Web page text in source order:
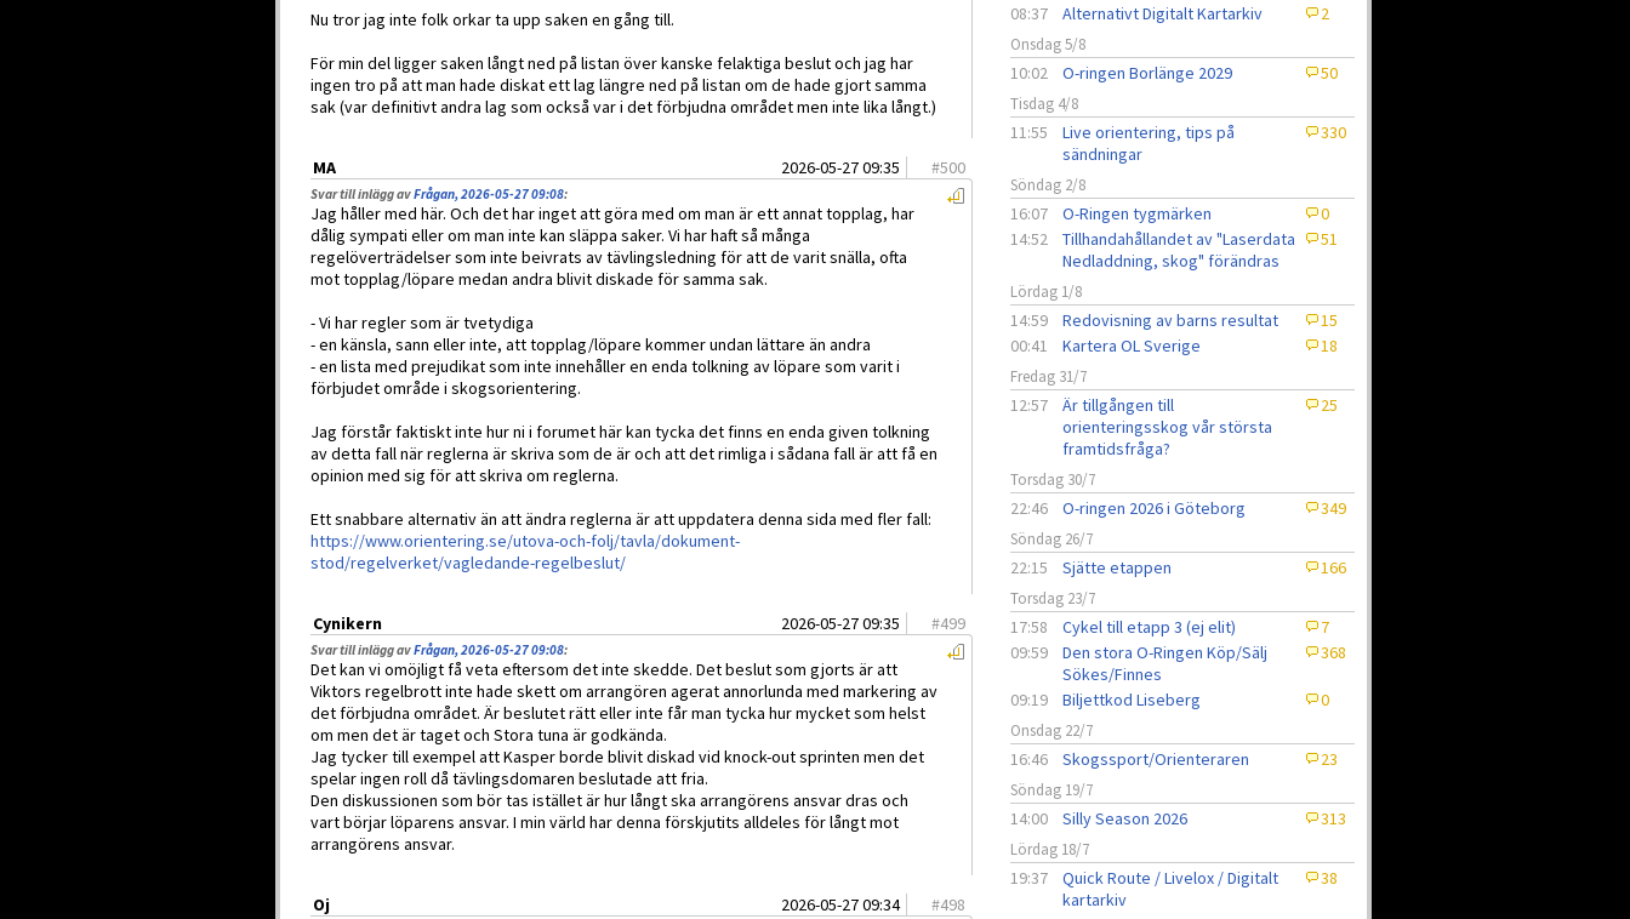
Nu tror jag inte folk orkar ta upp saken en gång till.
För min del ligger saken långt ned på listan över kanske felaktiga beslut och jag har
ingen tro på att man hade diskat ett lag längre ned på listan om de hade gjort samma
sak (var definitivt andra lag som också var i det förbjudna området men inte lika långt.)
MA 2026-05-27 09:35 #500
Svar till inlägg avFrågan, 2026-05-27 09:08:
Jag håller med här. Och det har inget att göra med om man är ett annat topplag, har
dålig sympati eller om man inte kan släppa saker. Vi har haft så många
regelöverträdelser som inte beivrats av tävlingsledning för att de varit snälla, ofta
mot topplag/löpare medan andra blivit diskade för samma sak.
- Vi har regler som är tvetydiga
- en känsla, sann eller inte, att topplag/löpare kommer undan lättare än andra
- en lista med prejudikat som inte innehåller en enda tolkning av löpare som varit i
förbjudet område i skogsorientering.
Jag förstår faktiskt inte hur ni i forumet här kan tycka det finns en enda given tolkning
av detta fall när reglerna är skriva som de är och att det rimliga i sådana fall är att få en
opinion med sig för att skriva om reglerna.
Ett snabbare alternativ än att ändra reglerna är att uppdatera denna sida med fler fall:
https://www.orientering.se/utova-och-folj/tavla/dokument-
stod/regelverket/vagledande-regelbeslut/
Cynikern 2026-05-27 09:35 #499
Svar till inlägg avFrågan, 2026-05-27 09:08:
Det kan vi omöjligt få veta eftersom det inte skedde. Det beslut som gjorts är att
Viktors regelbrott inte hade skett om arrangören agerat annorlunda med markering av
det förbjudna området. Är beslutet rätt eller inte får man tycka hur mycket som helst
om men det är taget och Stora tuna är godkända.
Jag tycker till exempel att Kasper borde blivit diskad vid knock-out sprinten men det
spelar ingen roll då tävlingsdomaren beslutade att fria.
Den diskussionen som bör tas istället är hur långt ska arrangörens ansvar dras och
vart börjar löparens ansvar. I min värld har denna förskjutits alldeles för långt mot
arrangörens ansvar.
Oj 2026-05-27 09:34 #498
08:37
Alternativt Digitalt Kartarkiv 2
Onsdag 5/8
10:02 O-ringen Borlänge 2029 50
Tisdag 4/8
11:55
Live orientering, tips på
sändningar
330
Söndag 2/8
16:07 O-Ringen tygmärken
0
14:52
Tillhandahållandet av "Laserdata
Nedladdning, skog" förändras
51
Lördag 1/8
14:59 Redovisning av barns resultat
15
00:41
Kartera OL Sverige 18
Fredag 31/7
12:57
Är tillgången till
orienteringsskog vår största
framtidsfråga?
25
Torsdag 30/7
22:46 O-ringen 2026 i Göteborg 349
Söndag 26/7
22:15 Sjätte etappen 166
Torsdag 23/7
17:58 Cykel till etapp 3 (ej elit)
7
09:59
Den stora O-Ringen Köp/Sälj
Sökes/Finnes
368
09:19 Biljettkod Liseberg 0
Onsdag 22/7
16:46 Skogssport/Orienteraren 23
Söndag 19/7
14:00 Silly Season 2026 313
Lördag 18/7
19:37
Quick Route / Livelox / Digitalt
kartarkiv
38